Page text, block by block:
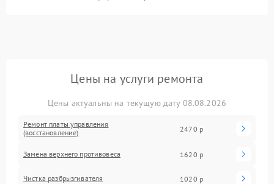
Цены на услуги ремонта
Цены актуальны на текущую дату 08.08.2026
Ремонт платы управления
(восстановление)
2470 р
Замена верхнего противовеса 1620 р
Чистка разбрызгивателя 1020 р